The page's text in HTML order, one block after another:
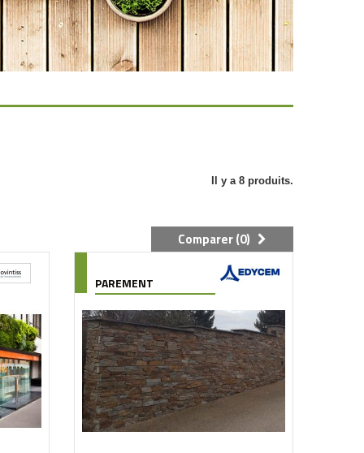
Il y a 8 produits.
Comparer (0)
PAREMENT